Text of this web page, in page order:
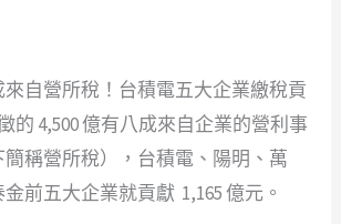
自營所稅！台積電五大企業繳稅貢
的 4,500 億有八成來自企業的營利事
稱營所稅），台積電、陽明、萬
前五大企業就貢獻 1,165 億元。